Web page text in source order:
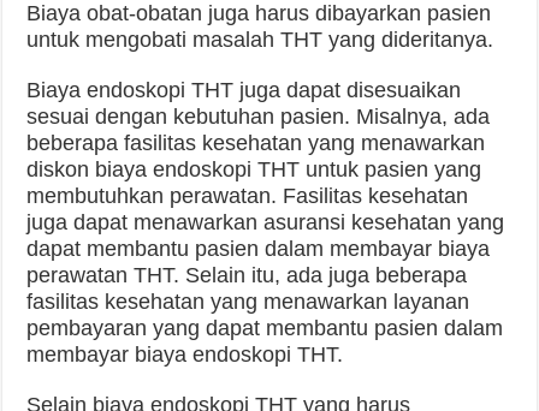
Biaya obat-obatan juga harus dibayarkan pasien
untuk mengobati masalah THT yang dideritanya.
Biaya endoskopi THT juga dapat disesuaikan
sesuai dengan kebutuhan pasien. Misalnya, ada
beberapa fasilitas kesehatan yang menawarkan
diskon biaya endoskopi THT untuk pasien yang
membutuhkan perawatan. Fasilitas kesehatan
juga dapat menawarkan asuransi kesehatan yang
dapat membantu pasien dalam membayar biaya
perawatan THT. Selain itu, ada juga beberapa
fasilitas kesehatan yang menawarkan layanan
pembayaran yang dapat membantu pasien dalam
membayar biaya endoskopi THT.
Selain biaya endoskopi THT yang harus